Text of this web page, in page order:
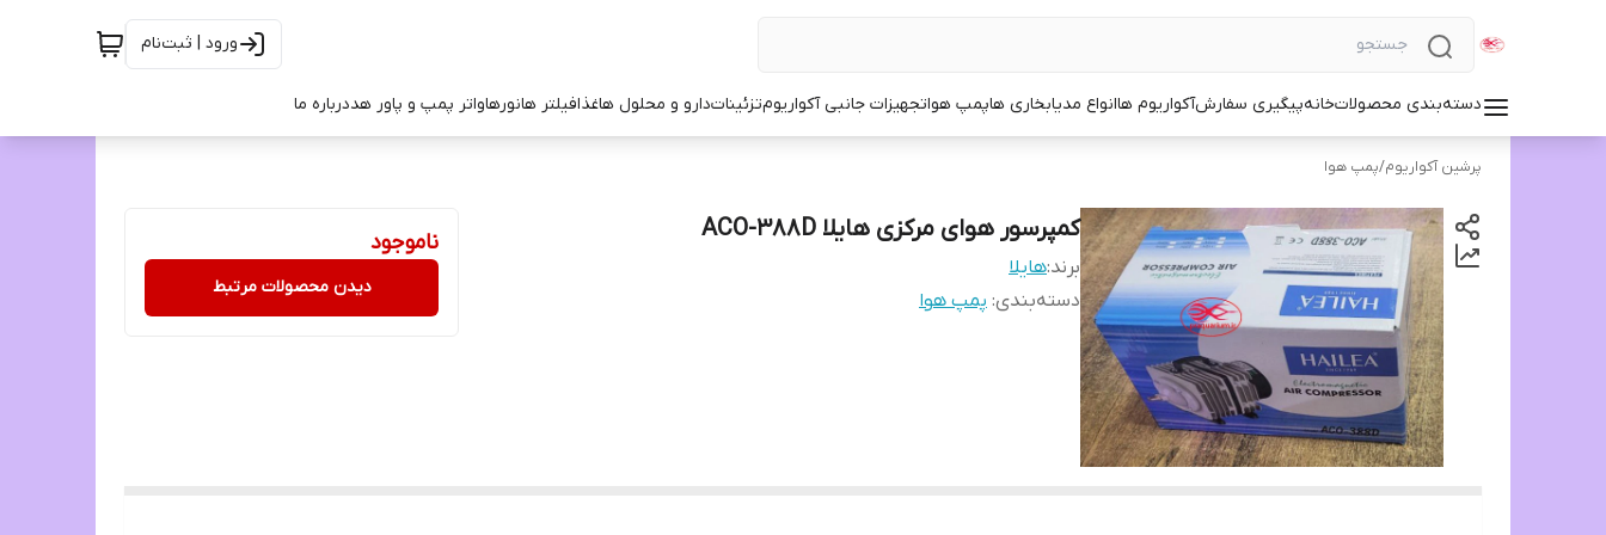
ورود | ثبت‌نام
دسته‌بندی محصولاتخانهپیگیری سفارشآکواریوم هاانواع مدیابخاری هاپمپ هواتجهیزات جانبی آکواریومتزئیناتدارو و محلول هاغذافیلتر هانورهاواتر پمپ و پاور هددرباره ما
پرشین آکواریوم/پمپ هوا
کمپرسور هوای مرکزی هایلا ACO-388D
برند:هایلا
دسته‌بندی: پمپ هوا
ناموجود
دیدن محصولات مرتبط